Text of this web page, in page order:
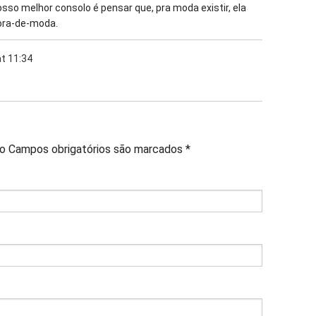
melhor consolo é pensar que, pra moda existir, ela
de-moda.
11:34
Campos obrigatórios são marcados *